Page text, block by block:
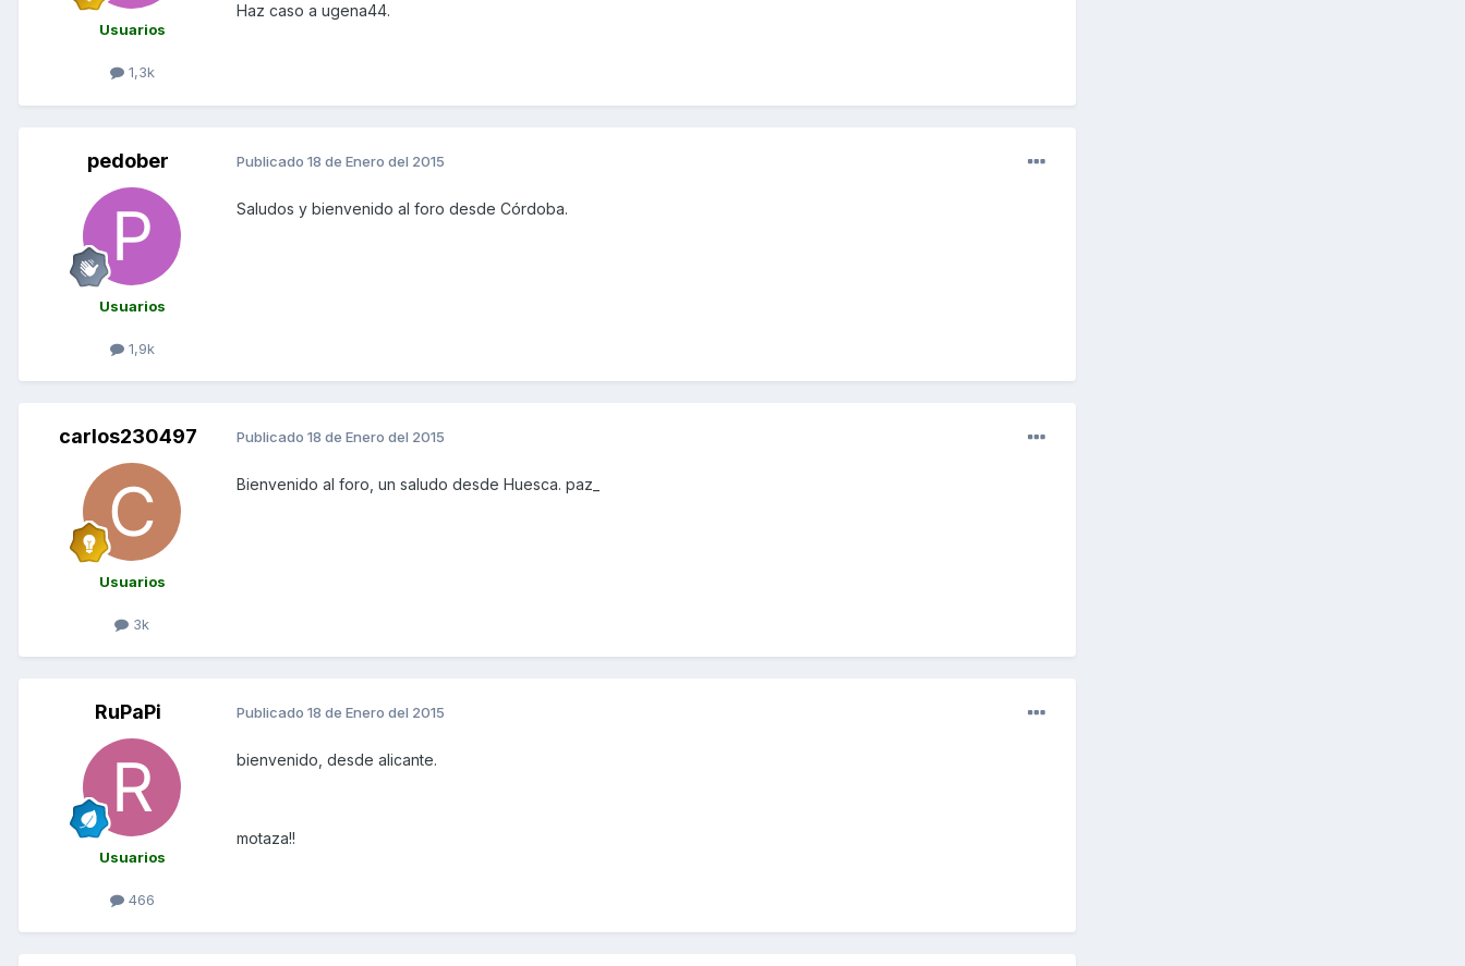
Usuarios
1,3k
Haz caso a ugena44.
pedober
Usuarios
1,9k
Publicado 18 de Enero del 2015
Saludos y bienvenido al foro desde Córdoba.
carlos230497
Usuarios
3k
Publicado 18 de Enero del 2015
Bienvenido al foro, un saludo desde Huesca. paz_
RuPaPi
Usuarios
466
Publicado 18 de Enero del 2015
bienvenido, desde alicante.
motaza!!